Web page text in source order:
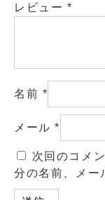
レビュー *
名前 *
メール*
次回のコメ
分の名前、メー